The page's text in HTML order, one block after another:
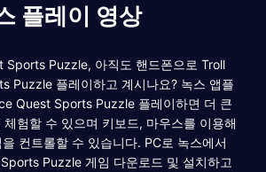
플레이 영상
Sports Puzzle, 아직도 핸드폰으로 Troll
Puzzle 플레이하고 계시나요? 녹스 앱플
Quest Sports Puzzle 플레이하면 더 큰
험할 수 있으며 키보드, 마우스를 이용해
컨트롤할 수 있습니다. PC로 녹스에서
Puzzle 게임 다운로드 및 설치하고